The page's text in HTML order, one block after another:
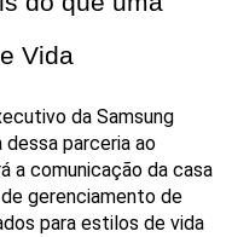
Vida
da Samsung
parceria ao
a comunicação da casa
gerenciamento de
para estilos de vida